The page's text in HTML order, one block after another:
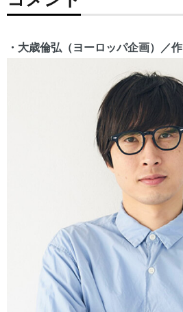
・⼤歳倫弘（ヨーロッパ企画）／作